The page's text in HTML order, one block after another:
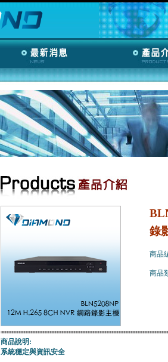
錄
商品
商品
商品說明:
系統穩定與資訊安全